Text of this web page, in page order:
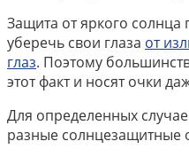
Защита от яркого
уберечь свои глаза от
глаз. Поэтому
этот факт и носят очки
Для определенных
разные солнцезащитные